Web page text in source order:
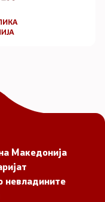
Македонија
невладините